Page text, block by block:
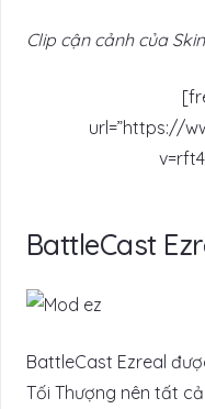
Clip cận cảnh của
url=”https://
BattleCast
BattleCast Ezreal
Tối Thượng nên tất